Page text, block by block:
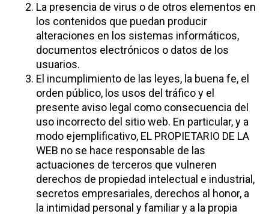
La presencia de virus o de otros elementos en
los contenidos que puedan producir
alteraciones en los sistemas informáticos,
documentos electrónicos o datos de los
usuarios.
El incumplimiento de las leyes, la buena fe, el
orden público, los usos del tráfico y el
presente aviso legal como consecuencia del
uso incorrecto del sitio web. En particular, y a
modo ejemplificativo, EL PROPIETARIO DE LA
WEB no se hace responsable de las
actuaciones de terceros que vulneren
derechos de propiedad intelectual e industrial,
secretos empresariales, derechos al honor, a
la intimidad personal y familiar y a la propia